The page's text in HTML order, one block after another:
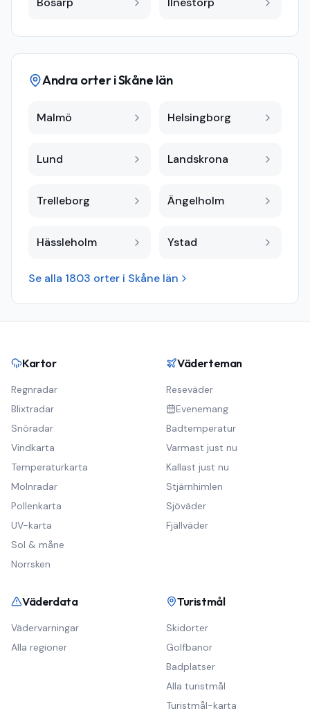
Andra orter iSkåne län
Malmö Helsingborg
Lund Landskrona
Trelleborg Ängelholm
Hässleholm Ystad
Se alla 1803 orter i Skåne län
Kartor
Regnradar
Blixtradar
Snöradar
Vindkarta
Temperaturkarta
Molnradar
Pollenkarta
UV-karta
Sol & måne
Norrsken
Väderteman
Reseväder
Evenemang
Badtemperatur
Varmast just nu
Kallast just nu
Stjärnhimlen
Sjöväder
Fjällväder
Väderdata
Vädervarningar
Alla regioner
Turistmål
Skidorter
Golfbanor
Badplatser
Alla turistmål
Turistmål-karta